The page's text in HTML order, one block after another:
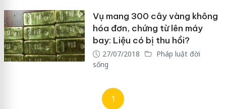
Vụ mang 300 cây vàng không
hóa đơn, chứng từ lên máy
bay: Liệu có bị thu hồi?
27/07/2018
Pháp luật đời
sống
1